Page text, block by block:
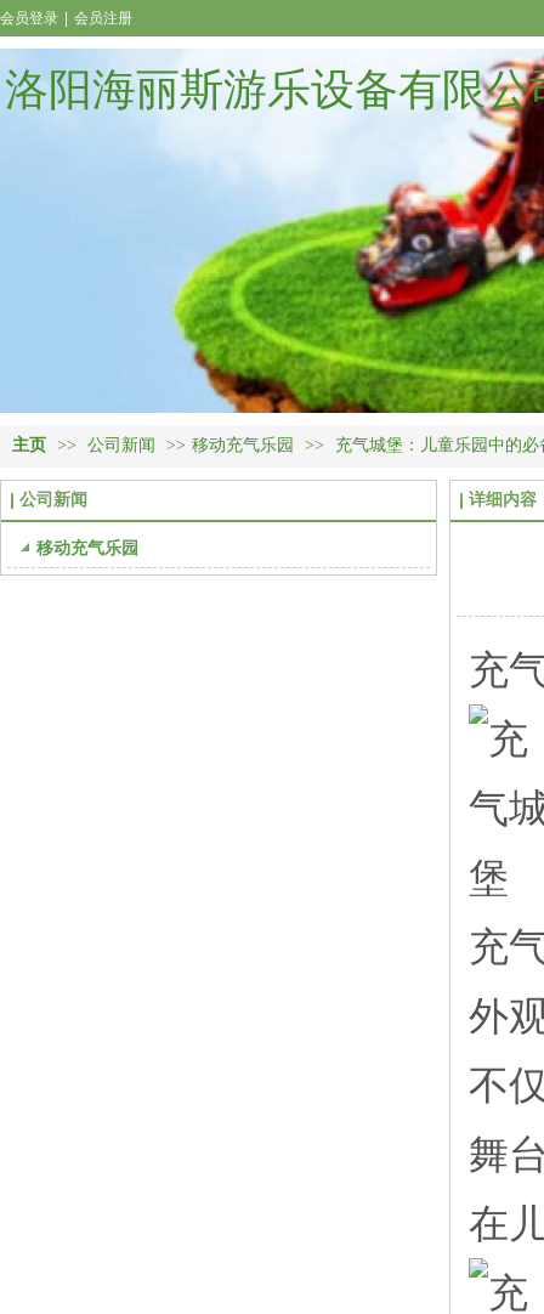
洛阳海丽斯游乐设备有限公
会员登录 会员注册
主页 >> 公司新闻 >> 移动充气乐园 >> 充气城堡：儿童乐园中的必
公司新闻
移动充气乐园
详细内容
充
充
外
不
舞
在